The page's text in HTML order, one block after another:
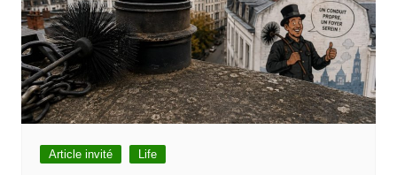
Article invité Life